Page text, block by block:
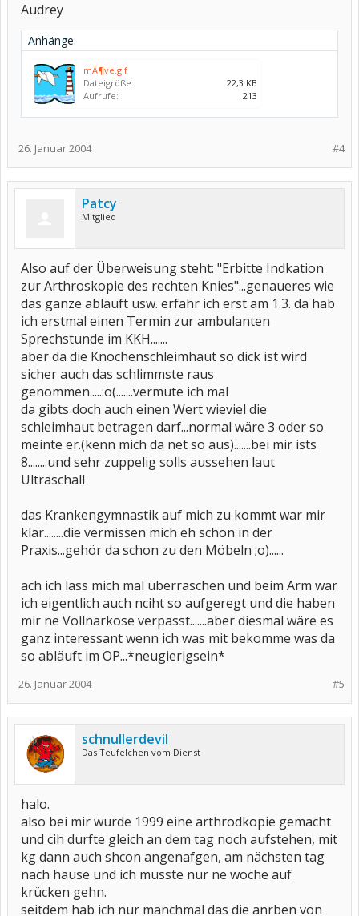
Audrey
Anhänge:
mÃ¶ve.gif
Dateigröße:
22,3 KB
Aufrufe:
213
#4
26. Januar 2004
Patcy
Mitglied
Also auf der Überweisung steht: "Erbitte Indkation
zur Arthroskopie des rechten Knies"...genaueres wie
das ganze abläuft usw. erfahr ich erst am 1.3. da hab
ich erstmal einen Termin zur ambulanten
Sprechstunde im KKH.......
aber da die Knochenschleimhaut so dick ist wird
sicher auch das schlimmste raus
genommen.....:o(.......vermute ich mal
da gibts doch auch einen Wert wieviel die
schleimhaut betragen darf...normal wäre 3 oder so
meinte er.(kenn mich da net so aus).......bei mir ists
8........und sehr zuppelig solls aussehen laut
Ultraschall
das Krankengymnastik auf mich zu kommt war mir
klar........die vermissen mich eh schon in der
Praxis...gehör da schon zu den Möbeln ;o)......
ach ich lass mich mal überraschen und beim Arm war
ich eigentlich auch nciht so aufgeregt und die haben
mir ne Vollnarkose verpasst.......aber diesmal wäre es
ganz interessant wenn ich was mit bekomme was da
so abläuft im OP...*neugierigsein*
#5
26. Januar 2004
schnullerdevil
Das Teufelchen vom Dienst
halo.
also bei mir wurde 1999 eine arthrodkopie gemacht
und cih durfte gleich an dem tag noch aufstehen, mit
kg dann auch shcon angenafgen, am nächsten tag
nach hause und ich musste nur ne woche auf
krücken gehn.
seitdem hab ich nur manchmal das die anrben von